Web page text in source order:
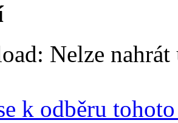
Nelze
k odběru